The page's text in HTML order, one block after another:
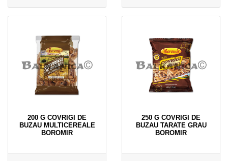
200 G COVRIGI DE
BUZAU MULTICEREALE
BOROMIR
250 G COVRIGI DE
BUZAU TARATE GRAU
BOROMIR